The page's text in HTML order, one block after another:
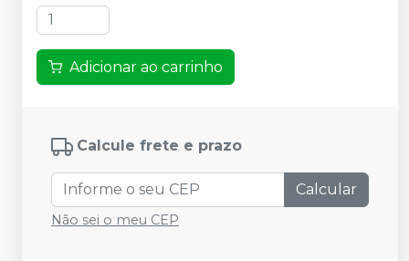
Adicionar ao carrinho
Calcule frete e prazo
Calcular
Não sei o meu CEP